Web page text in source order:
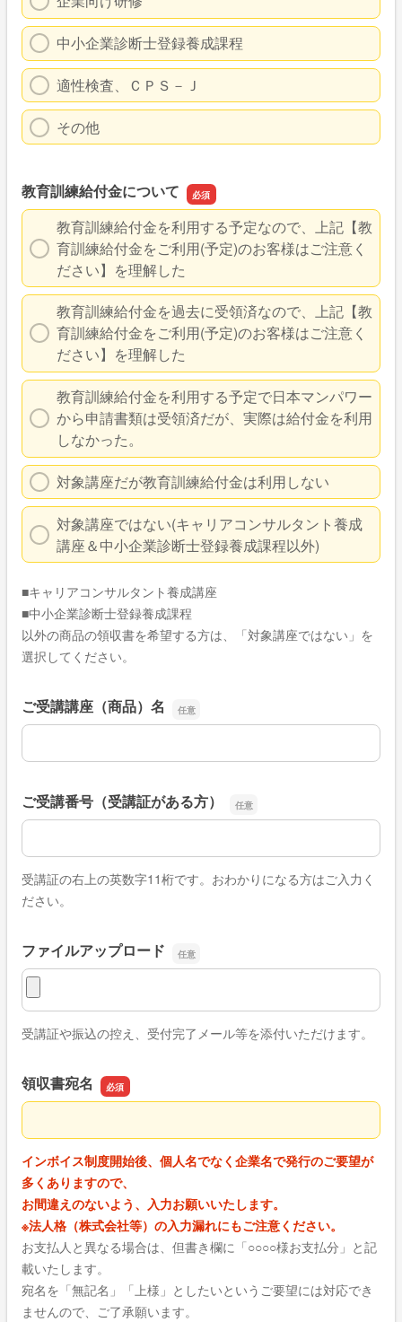
中小企業診断士登録養成課程
適性検査、ＣＰＳ－Ｊ
その他
教育訓練給付金について
教育訓練給付金を利用する予定なので、上記【教
育訓練給付金をご利用(予定)のお客様はご注意く
ださい】を理解した
教育訓練給付金を過去に受領済なので、上記【教
育訓練給付金をご利用(予定)のお客様はご注意く
ださい】を理解した
教育訓練給付金を利用する予定で日本マンパワー
から申請書類は受領済だが、実際は給付金を利用
しなかった。
対象講座だが教育訓練給付金は利用しない
対象講座ではない(キャリアコンサルタント養成
講座＆中小企業診断士登録養成課程以外)
■キャリアコンサルタント養成講座
■中小企業診断士登録養成課程
以外の商品の領収書を希望する方は、「対象講座ではない」を
選択してください。
ご受講講座（商品）名
ご受講講座（商品）名
ご受講番号（受講証がある方）
ご受講番号（受講証がある方）
受講証の右上の英数字11桁です。おわかりになる方はご入力く
ださい。
ファイルアップロード
ファイルアップロード
受講証や振込の控え、受付完了メール等を添付いただけます。
領収書宛名
領収書宛名
インボイス制度開始後、個人名でなく企業名で発行のご要望が
多くありますので、
お間違えのないよう、入力お願いいたします。
※法人格（株式会社等）の入力漏れにもご注意ください。
お支払人と異なる場合は、但書き欄に「○○○○様お支払分」と記
載いたします。
宛名を「無記名」「上様」としたいというご要望には対応でき
ませんので、ご了承願います。